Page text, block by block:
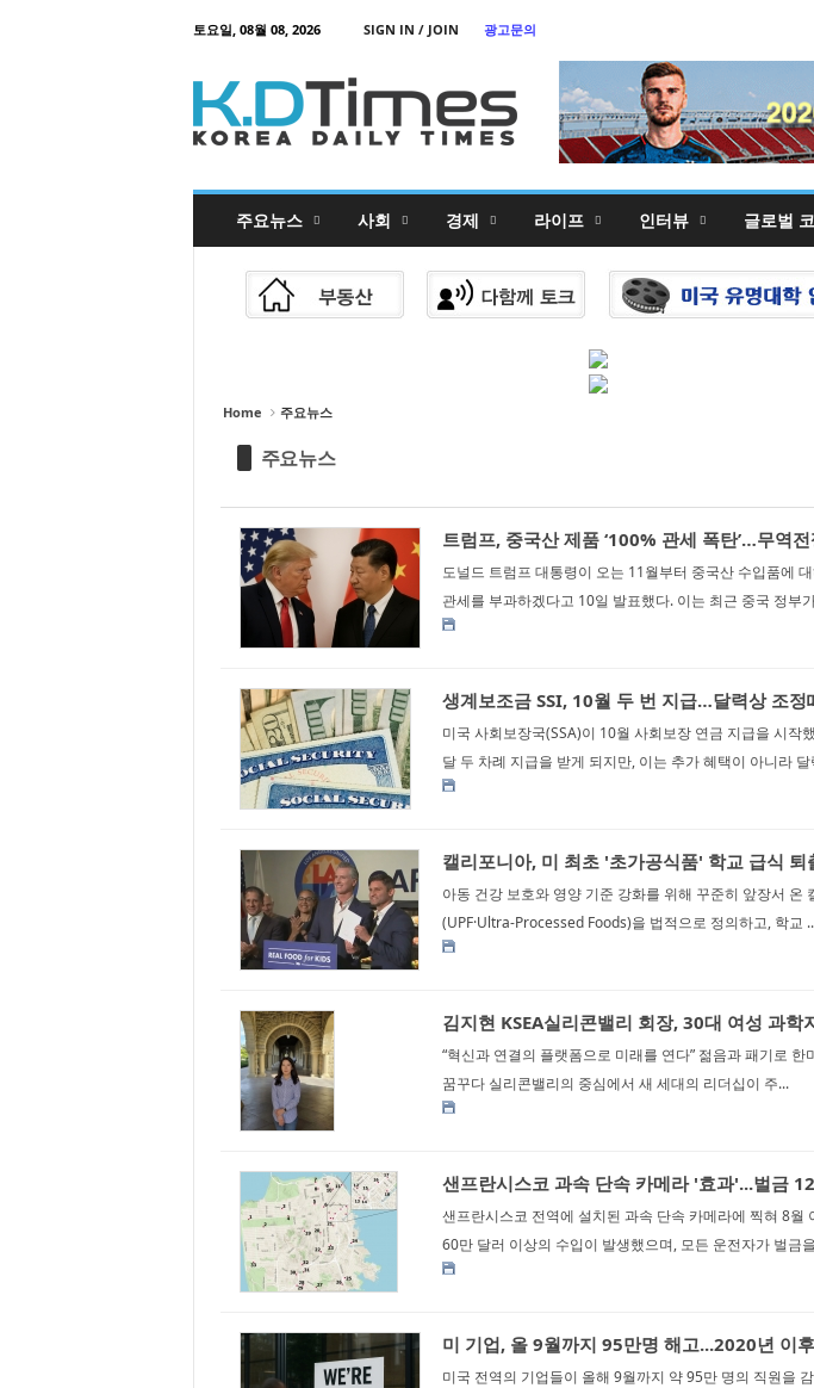
토요일, 08월 08, 2026 SIGN IN / JOIN
광고문의
r
D
a
y
e
주요뉴스 사회 경제 라이프 인터뷰 글로벌
Home 주요뉴스
주요뉴스
트럼프, 중국산 제품 ‘100% 관세 폭탄’…무역
도널드 트럼프 대통령이 오는 11월부터 중국산 수입품에
관세를 부과하겠다고 10일 발표했다. 이는 최근 중국 정부
생계보조금 SSI, 10월 두 번 지급…달력상 조정
미국 사회보장국(SSA)이 10월 사회보장 연금 지급을 시작
달 두 차례 지급을 받게 되지만, 이는 추가 혜택이 아니라 달
캘리포니아, 미 최초 '초가공식품' 학교 급식 퇴
아동 건강 보호와 영양 기준 강화를 위해 꾸준히 앞장서 온
(UPF·Ultra-Processed Foods)을 법적으로 정의하고, 학교
김지현 KSEA실리콘밸리 회장, 30대 여성 과학
“혁신과 연결의 플랫폼으로 미래를 연다” 젊음과 패기로 한
꿈꾸다 실리콘밸리의 중심에서 새 세대의 리더십이 주...
샌프란시스코 과속 단속 카메라 '효과'...벌금
샌프란시스코 전역에 설치된 과속 단속 카메라에 찍혀 8월
60만 달러 이상의 수입이 발생했으며, 모든 운전자가 벌금
미 기업, 올 9월까지 95만명 해고...2020년 이
미국 전역의 기업들이 올해 9월까지 약 95만 명의 직원을
스케치북5
Sketchbook5,
스케치북5